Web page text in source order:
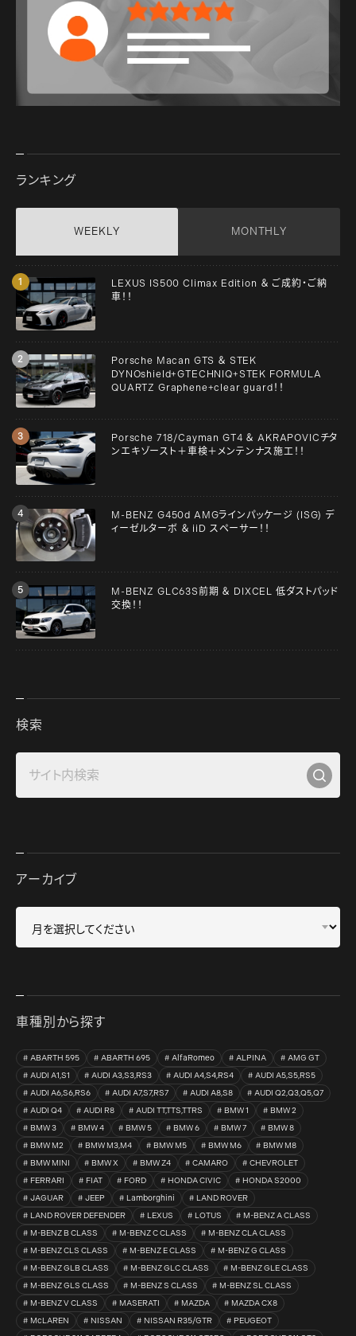
ランキング
WEEKLY MONTHLY
LEXUS IS500 Climax Edition ＆ ご成約・ご納
車！！
Porsche Macan GTS ＆ STEK
DYNOshield+GTECHNIQ+STEK FORMULA
QUARTZ Graphene+clear guard！！
Porsche 718/Cayman GT4 ＆ AKRAPOVICチタ
ンエキゾースト＋車検＋メンテンナス施工！！
M-BENZ G450d AMGラインパッケージ (ISG) デ
ィーゼルターボ ＆ iiD スペーサー！！
M-BENZ GLC63S前期 ＆ DIXCEL 低ダストパッド
交換！！
検索
アーカイブ
車種別から探す
ABARTH 595 ABARTH 695 AlfaRomeo ALPINA
AMG GT
AUDI A1,S1
AUDI A3,S3,RS3 AUDI A4,S4,RS4
AUDI A5,S5,RS5
AUDI A6,S6,RS6
AUDI A7,S7,RS7 AUDI A8,S8
AUDI Q2,Q3,Q5,Q7
AUDI Q4
AUDI R8 AUDI TT,TTS,TTRS BMW 1
BMW 2
BMW 3
BMW 4 BMW 5 BMW 6 BMW 7
BMW 8
BMW M2
BMW M3,M4 BMW M5 BMW M6
BMW M8
BMW MINI
BMW X BMW Z4 CAMARO
CHEVROLET
FERRARI
FIAT FORD HONDA CIVIC
HONDA S2000
JAGUAR
JEEP Lamborghini
LAND ROVER
LAND ROVER DEFENDER
LEXUS LOTUS
M-BENZ A CLASS
M-BENZ B CLASS
M-BENZ C CLASS
M-BENZ CLA CLASS
M-BENZ CLS CLASS
M-BENZ E CLASS
M-BENZ G CLASS
M-BENZ GLB CLASS
M-BENZ GLC CLASS
M-BENZ GLE CLASS
M-BENZ GLS CLASS
M-BENZ S CLASS
M-BENZ SL CLASS
M-BENZ V CLASS
MASERATI MAZDA
MAZDA CX8
McLAREN
NISSAN NISSAN R35/GTR
PEUGEOT